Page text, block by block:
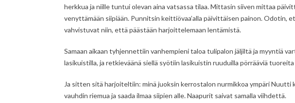
herkkua ja niille tuntui olevan aina vatsassa tilaa. Mittasin siiven mittaa
venyttämään siipiään. Punnitsin keittiövaa’alla päivittäisen painon. Odotin,
vahvistuvat niin, että päästään harjoittelemaan lentämistä.
Samaan aikaan tyhjennettiin vanhempieni taloa tulipalon jäljiltä ja myyntiä
lasikuistilla, ja retkieväänä siellä syötiin lasikuistin ruuduilla pörrääviä
Ja sitten sitä harjoiteltiin: minä juoksin kerrostalon nurmikkoa ympäri Nuutti
vauhdin riemua ja saada ilmaa siipien alle. Naapurit saivat samalla viihdettä.